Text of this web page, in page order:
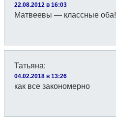
22.08.2012 в 16:03
Матвеевы — классные оба!
Татьяна:
04.02.2018 в 13:26
как все закономерно